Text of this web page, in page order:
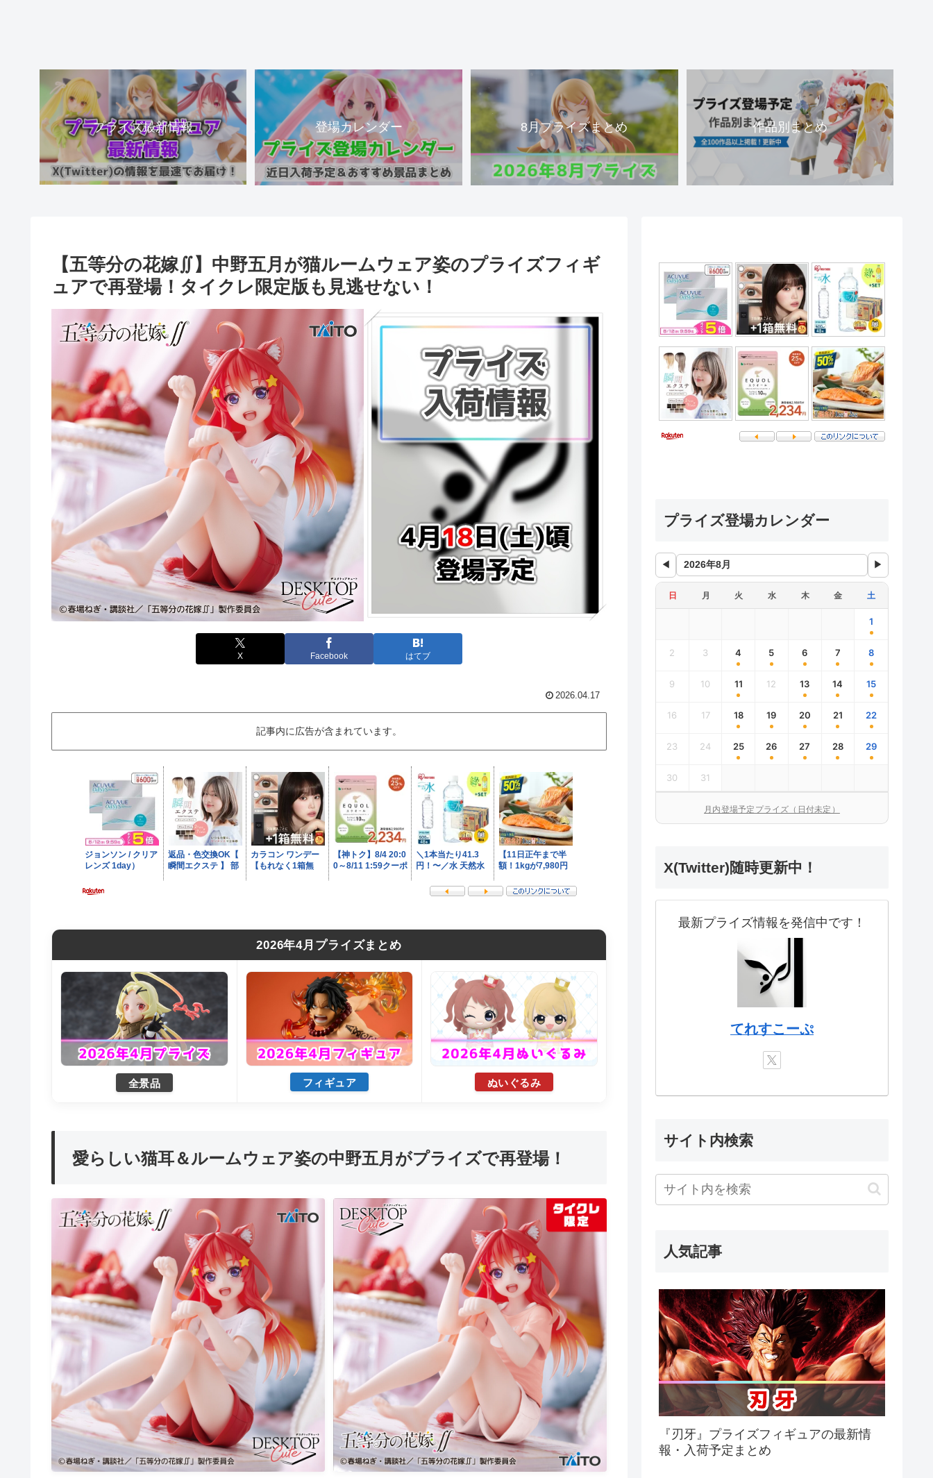
プライズ最新情報 登場カレンダー 8月プライズまとめ 作品別まとめ
【五等分の花嫁∬】中野五月が猫ルームウェア姿のプライズフィギ
ュアで再登場！タイクレ限定版も見逃せない！
X Facebook はてブ
2026.04.17
記事内に広告が含まれています。
2026年4月プライズまとめ
全景品 フィギュア ぬいぐるみ
愛らしい猫耳＆ルームウェア姿の中野五月がプライズで再登場！
プライズ登場カレンダー
◀ ▶
日 月 火 水 木 金 土
1
2 3 4 5 6 7 8
9 10 11 12 13 14 15
16 17 18 19 20 21 22
23 24 25 26 27 28 29
30 31
月内登場予定プライズ（日付未定）
X(Twitter)随時更新中！
最新プライズ情報を発信中です！
てれすこーぷ
サイト内検索
人気記事
『刃牙』プライズフィギュアの最新情
報・入荷予定まとめ